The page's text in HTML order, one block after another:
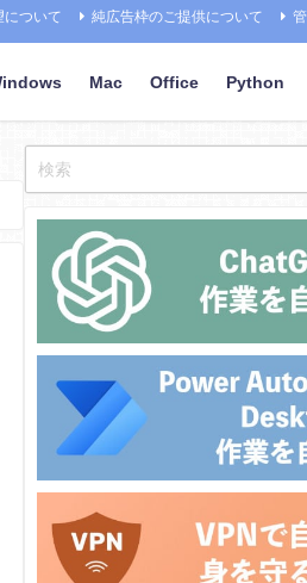
について 純広告枠のご提供について
Mac Office Python